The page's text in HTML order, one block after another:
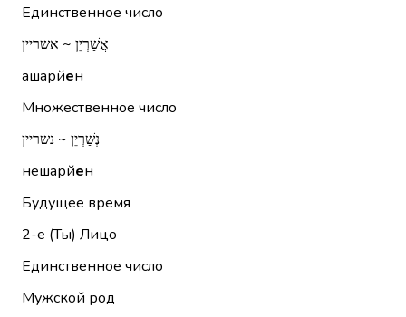
Единственное число
אֲשַׁרְיֵן ~ אשריין
ашарйен
Множественное число
נְשַׁרְיֵן ~ נשריין
нешарйен
Будущее время
2-е (Ты) Лицо
Единственное число
Мужской род